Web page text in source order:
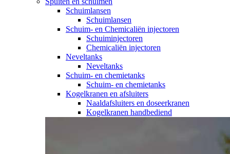
Schuimlansen
Schuimlansen
Schuim- en Chemicaliën injectoren
Schuiminjectoren
Chemicaliën injectoren
Neveltanks
Neveltanks
Schuim- en chemietanks
Schuim- en chemietanks
Kogelkranen en afsluiters
Naaldafsluiters en doseerkranen
Kogelkranen handbediend